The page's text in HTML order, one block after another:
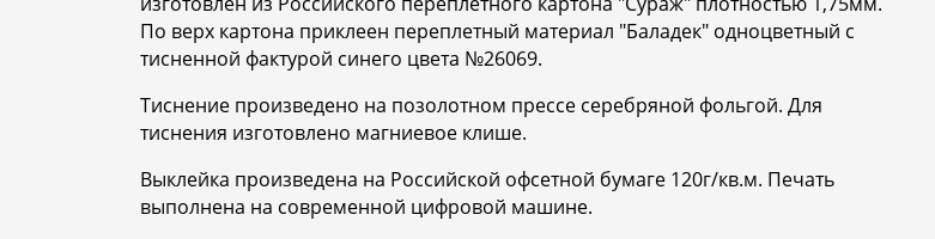
По верх картона приклеен переплетный материал "Баладек" одноцветный с
тисненной фактурой синего цвета №26069.
Тиснение произведено на позолотном прессе серебряной фольгой. Для
тиснения изготовлено магниевое клише.
Выклейка произведена на Российской офсетной бумаге 120г/кв.м. Печать
выполнена на современной цифровой машине.